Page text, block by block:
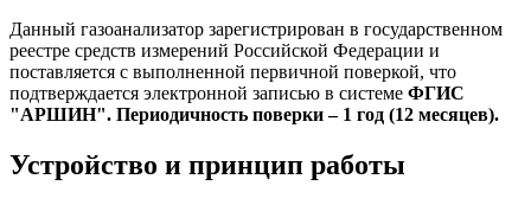
Данный газоанализатор зарегистрирован в государственном
реестре средств измерений Российской Федерации и
поставляется с выполненной первичной поверкой, что
подтверждается электронной записью в системе ФГИС
"АРШИН". Периодичность поверки – 1 год (12 месяцев).
Устройство и принцип работы